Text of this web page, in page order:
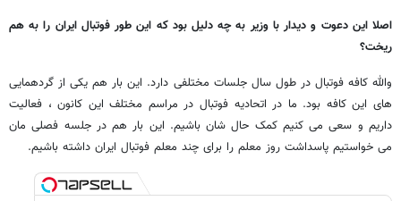
اصلا این دعوت و دیدار با وزیر به چه دلیل بود که این طور فوتبال ایران را به هم
ریخت؟
والله کافه فوتبال در طول سال جلسات مختلفی دارد. این بار هم یکی از گردهمایی
های این کافه بود. ما در اتحادیه فوتبال در مراسم مختلف این کانون ، فعالیت
داریم و سعی می کنیم کمک حال شان باشیم. این بار هم در جلسه فصلی مان
می خواستیم پاسداشت روز معلم را برای چند معلم فوتبال ایران داشته باشیم.